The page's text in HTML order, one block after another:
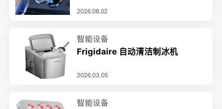
2026.08.02
智能设备
Frigidaire 自动清洁制冰机
2026.03.05
智能设备